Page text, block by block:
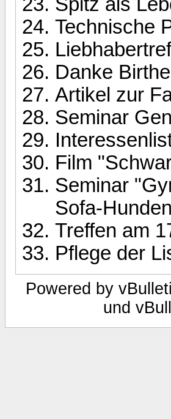
Technische
Danke Birthe
Artikel zur
Seminar
Film
Seminar
Sofa-
Treffen am
Pflege der
Powered by
und